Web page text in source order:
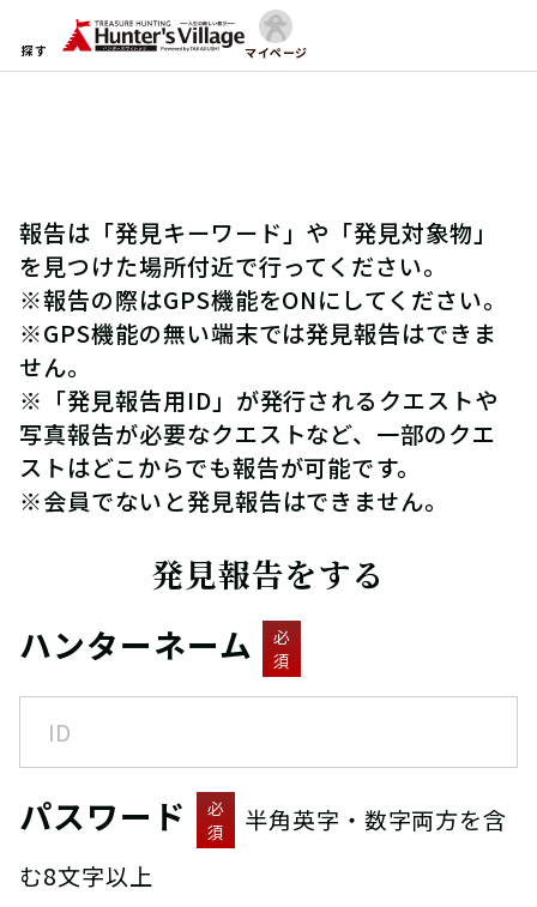
探す マイページ
報告は「発見キーワード」や「発見対象物」
を見つけた場所付近で行ってください。
※報告の際はGPS機能をONにしてください。
※GPS機能の無い端末では発見報告はできま
せん。
※「発見報告用ID」が発行されるクエストや
写真報告が必要なクエストなど、一部のクエ
ストはどこからでも報告が可能です。
※会員でないと発見報告はできません。
発見報告をする
ハンターネーム
必
須
パスワード
必
須
半角英字・数字両方を含
む8文字以上